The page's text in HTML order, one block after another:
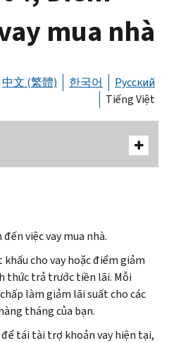
mua nhà
中文 (繁體) 한국어
Русский
Tiếng Việt
việc vay mua nhà.
cho vay hoặc điểm giảm
thức trả trước tiền lãi. Mỗi
làm giảm lãi suất cho các
tháng của bạn.
tái tài trợ khoản vay hiện tại,